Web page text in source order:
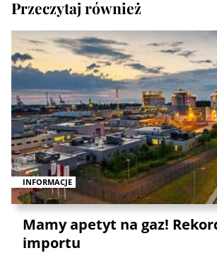
Przeczytaj również
INFORMACJE
Mamy apetyt na gaz!
importu